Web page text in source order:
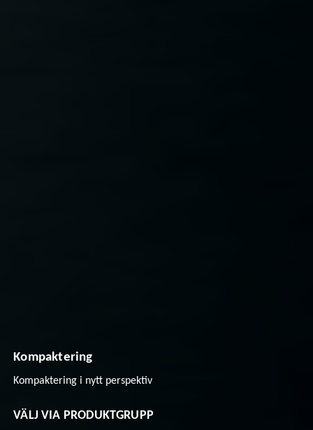
Kompaktering
Kompaktering i nytt perspektiv
VÄLJ VIA PRODUKTGRUPP